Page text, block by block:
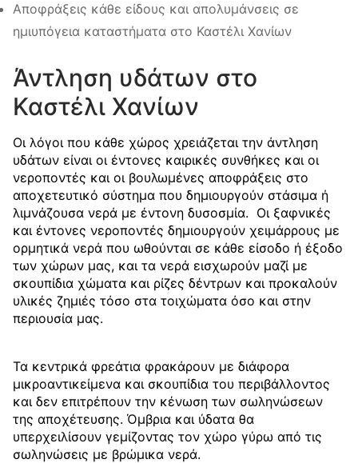
Αποφράξεις κάθε είδους και απολυμάνσεις σε
ημιυπόγεια καταστήματα στο Καστέλι Χανίων
Άντληση υδάτων στο
Καστέλι Χανίων
Οι λόγοι που κάθε χώρος χρειάζεται την άντληση
υδάτων είναι οι έντονες καιρικές συνθήκες και οι
νεροποντές και οι βουλωμένες αποφράξεις στο
αποχετευτικό σύστημα που δημιουργούν στάσιμα ή
λιμνάζουσα νερά με έντονη δυσοσμία. Οι ξαφνικές
και έντονες νεροποντές δημιουργούν χειμάρρους με
ορμητικά νερά που ωθούνται σε κάθε είσοδο ή έξοδο
των χώρων μας, και τα νερά εισχωρούν μαζί με
σκουπίδια χώματα και ρίζες δέντρων και προκαλούν
υλικές ζημιές τόσο στα τοιχώματα όσο και στην
περιουσία μας.
Τα κεντρικά φρεάτια φρακάρουν με διάφορα
μικροαντικείμενα και σκουπίδια του περιβάλλοντος
και δεν επιτρέπουν την κένωση των σωληνώσεων
της αποχέτευσης. Όμβρια και ύδατα θα
υπερχειλίσουν γεμίζοντας τον χώρο γύρω από τις
σωληνώσεις με βρώμικα νερά.